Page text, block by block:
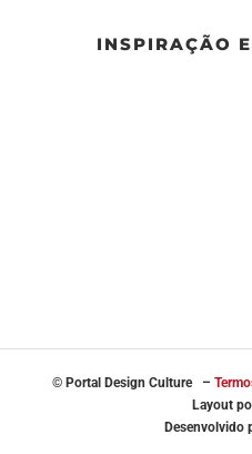
INSPIRAÇÃO
© Portal Design Culture –
Layout
Desenvolvido